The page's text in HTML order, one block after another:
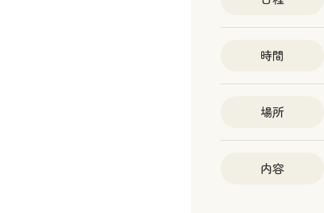
時間
場所
内容